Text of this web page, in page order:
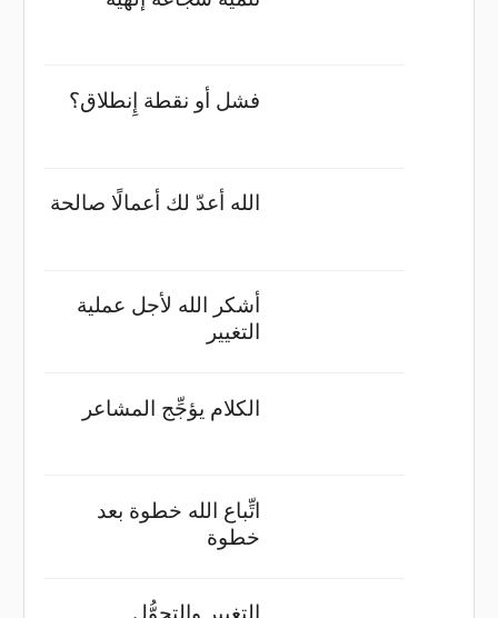
فشل أو نقطة إِنطلاق؟
الله أعدّ لك أعمالًا صالحة
أشكر الله لأجل عملية
التغيير
الكلام يؤجِّج المشاعر
اتِّباع الله خطوة بعد
خطوة
التغيير والتحوُّل